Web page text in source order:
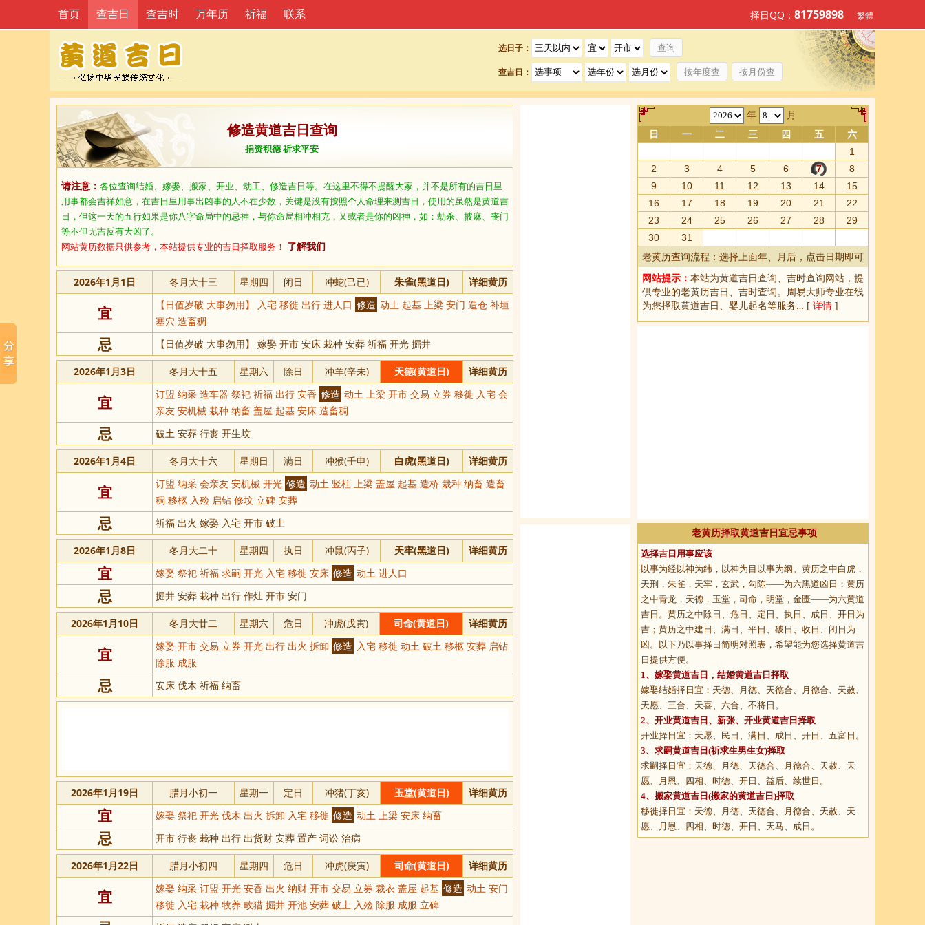
选日子：
查吉日： 按年度查 按月份查
首页 查吉日 查吉时 万年历 祈福 联系 择日QQ： 81759898 繁體
修造黄道吉日查询
捐资积德 祈求平安
请注意： 各位查询结婚、嫁娶、搬家、开业、动工、修造吉日等。在这里不得不提醒大家，并不是所有的吉日里
用事都会吉祥如意，在吉日里用事出凶事的人不在少数，关键是没有按照个人命理来测吉日，使用的虽然是黄道吉
日，但这一天的五行如果是你八字命局中的忌神，与你命局相冲相克，又或者是你的凶神，如：劫杀、披麻、丧门
等不但无吉反有大凶了。
网站黄历数据只供参考，本站提供专业的吉日择取服务！ 了解我们
2026年1月1日 冬月大十三 星期四 闭日 冲蛇(己已) 朱雀(黑道日) 详细黄历
宜 【日值岁破 大事勿用】 入宅 移徙 出行 进人口 修造 动土 起基 上梁 安门 造仓 补垣
塞穴 造畜稠
忌 【日值岁破 大事勿用】 嫁娶 开市 安床 栽种 安葬 祈福 开光 掘井
2026年1月3日 冬月大十五 星期六 除日 冲羊(辛未) 天德(黄道日) 详细黄历
宜 订盟 纳采 造车器 祭祀 祈福 出行 安香 修造 动土 上梁 开市 交易 立券 移徙 入宅 会
亲友 安机械 栽种 纳畜 盖屋 起基 安床 造畜稠
忌 破土 安葬 行丧 开生坟
2026年1月4日 冬月大十六 星期日 满日 冲猴(壬申) 白虎(黑道日) 详细黄历
宜 订盟 纳采 会亲友 安机械 开光 修造 动土 竖柱 上梁 盖屋 起基 造桥 栽种 纳畜 造畜
稠 移柩 入殓 启钻 修坟 立碑 安葬
忌 祈福 出火 嫁娶 入宅 开市 破土
2026年1月8日 冬月大二十 星期四 执日 冲鼠(丙子) 天牢(黑道日) 详细黄历
宜 嫁娶 祭祀 祈福 求嗣 开光 入宅 移徙 安床 修造 动土 进人口
忌 掘井 安葬 栽种 出行 作灶 开市 安门
2026年1月10日 冬月大廿二 星期六 危日 冲虎(戊寅) 司命(黄道日) 详细黄历
宜 嫁娶 开市 交易 立券 开光 出行 出火 拆卸 修造 入宅 移徙 动土 破土 移柩 安葬 启钻
除服 成服
忌 安床 伐木 祈福 纳畜
2026年1月19日 腊月小初一 星期一 定日 冲猪(丁亥) 玉堂(黄道日) 详细黄历
宜 嫁娶 祭祀 开光 伐木 出火 拆卸 入宅 移徙 修造 动土 上梁 安床 纳畜
忌 开市 行丧 栽种 出行 出货财 安葬 置产 词讼 治病
2026年1月22日 腊月小初四 星期四 危日 冲虎(庚寅) 司命(黄道日) 详细黄历
宜 嫁娶 纳采 订盟 开光 安香 出火 纳财 开市 交易 立券 裁衣 盖屋 起基 修造 动土 安门
移徙 入宅 栽种 牧养 畋猎 掘井 开池 安葬 破土 入殓 除服 成服 立碑
年 月
日 一 二 三 四 五
六
1
2
3 4 5 6 7
8
9
10 11 12 13 14
15
16
17 18 19 20 21
22
23
24 25 26 27 28
29
30
31
老黄历查询流程：选择上面年、月后，点击日期即可
网站提示： 本站为黄道吉日查询、 吉时查询网站，提
供专业的老黄历吉日、吉时查询。周易大师专业在线
为您择取黄道吉日、婴儿起名等服务… [ 详情 ]
老黄历择取黄道吉日宜忌事项
选择吉日用事应该
以事为经以神为纬，以神为目以事为纲。黄历之中白虎，
天刑，朱雀，天牢，玄武，勾陈——为六黑道凶日；黄历
之中青龙，天德，玉堂，司命，明堂，金匮——为六黄道
吉日。黄历之中除日、危日、定日、执日、成日、开日为
吉；黄历之中建日、满日、平日、破日、收日、闭日为
凶。以下乃以事择日简明对照表，希望能为您选择黄道吉
日提供方便。
1、 嫁娶黄道吉日 ，结婚黄道吉日择取
嫁娶结婚择日宜：天德、月德、天德合、月德合、天赦、
天愿、三合、天喜、六合、不将日。
2、 开业黄道吉日 、新张、开业黄道吉日择取
开业择日宜：天愿、民日、满日、成日、开日、五富日。
3、 求嗣黄道吉日 (祈求生男生女)择取
求嗣择日宜：天德、月德、天德合、月德合、天赦、天
愿、月恩、四相、时德、开日、益后、续世日。
4、 搬家黄道吉日 (搬家的黄道吉日)择取
移徙择日宜：天德、月德、天德合、月德合、天赦、天
愿、月恩、四相、时德、开日、天马、成日。